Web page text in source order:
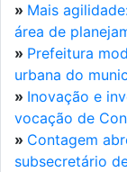
» Mais
área de
» Prefeitura
urbana do
» Inovação e
vocação de
» Contagem
subsecretário